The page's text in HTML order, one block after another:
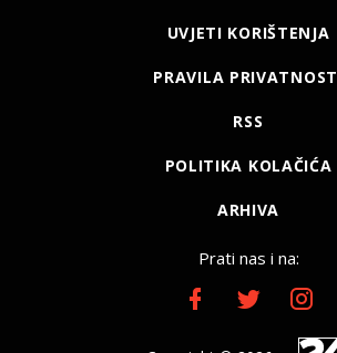
UVJETI KORIŠTENJA
PRAVILA
RSS
POLITIKA KOLAČIĆA
ARHIVA
Prati nas i na: